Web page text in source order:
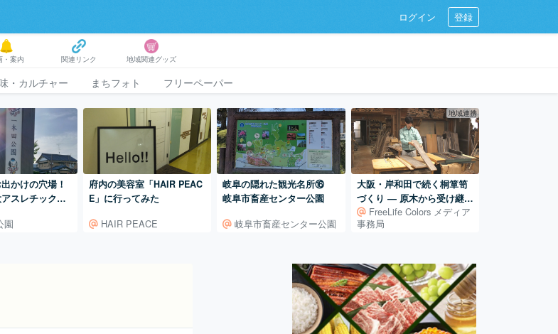
ログイン 登録
・案内 関連リンク 地域関連グッズ
・カルチャー まちフォト フリーペーパー
かけの穴場！
スレチックが
園
府内の美容室「HAIR PEAC
E」に行ってみた
HAIR PEACE
岐阜の隠れた観光名所⑯
岐阜市畜産センター公園
岐阜市畜産センター公園
地域連携
大阪・岸和田で続く桐箪笥
づくり ― 原木から受け継ぐ
田中家具製作所の仕事
FreeLife Colors メディア
事務局